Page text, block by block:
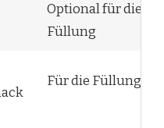
Optional für die
Füllung
Für die Füllung